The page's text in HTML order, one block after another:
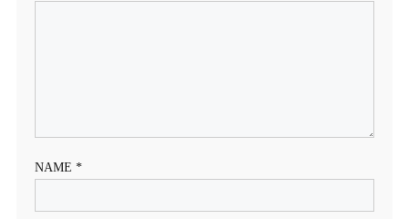
NAME *